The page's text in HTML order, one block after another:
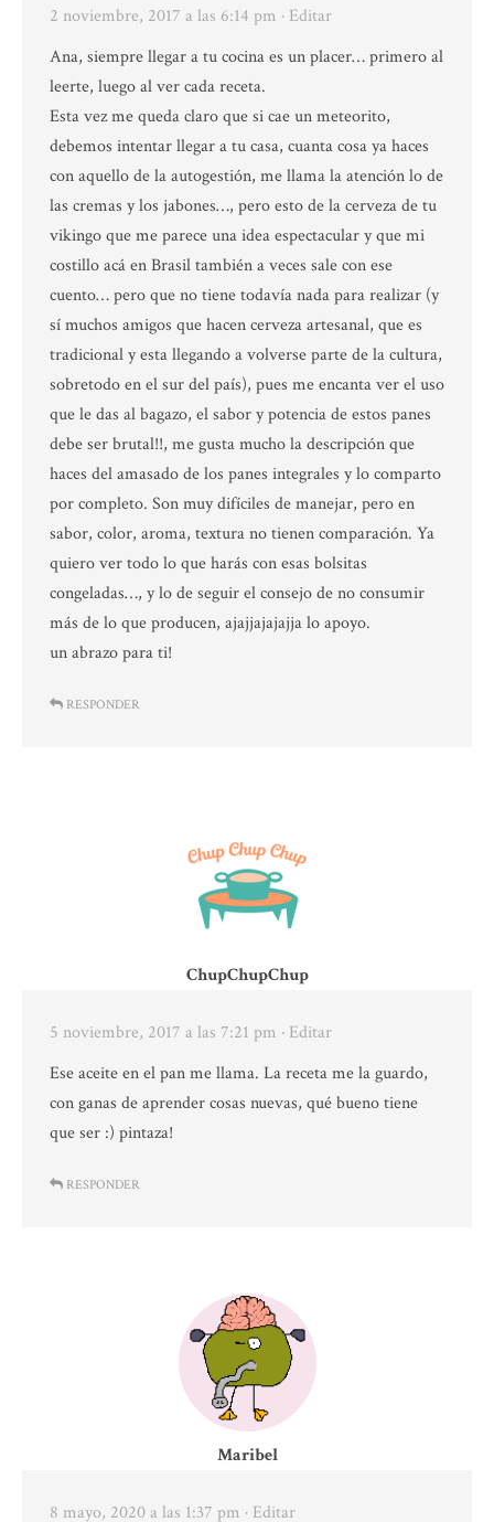
2 noviembre, 2017 a las 6:14 pm · Editar
Ana, siempre llegar a tu cocina es un placer… primero al
leerte, luego al ver cada receta.
Esta vez me queda claro que si cae un meteorito,
debemos intentar llegar a tu casa, cuanta cosa ya haces
con aquello de la autogestión, me llama la atención lo de
las cremas y los jabones…, pero esto de la cerveza de tu
vikingo que me parece una idea espectacular y que mi
costillo acá en Brasil también a veces sale con ese
cuento… pero que no tiene todavía nada para realizar (y
sí muchos amigos que hacen cerveza artesanal, que es
tradicional y esta llegando a volverse parte de la cultura,
sobretodo en el sur del país), pues me encanta ver el uso
que le das al bagazo, el sabor y potencia de estos panes
debe ser brutal!!, me gusta mucho la descripción que
haces del amasado de los panes integrales y lo comparto
por completo. Son muy difíciles de manejar, pero en
sabor, color, aroma, textura no tienen comparación. Ya
quiero ver todo lo que harás con esas bolsitas
congeladas…, y lo de seguir el consejo de no consumir
más de lo que producen, ajajjajajajja lo apoyo.
un abrazo para ti!
RESPONDER
ChupChupChup
5 noviembre, 2017 a las 7:21 pm · Editar
Ese aceite en el pan me llama. La receta me la guardo,
con ganas de aprender cosas nuevas, qué bueno tiene
que ser :) pintaza!
RESPONDER
Maribel
8 mayo, 2020 a las 1:37 pm · Editar